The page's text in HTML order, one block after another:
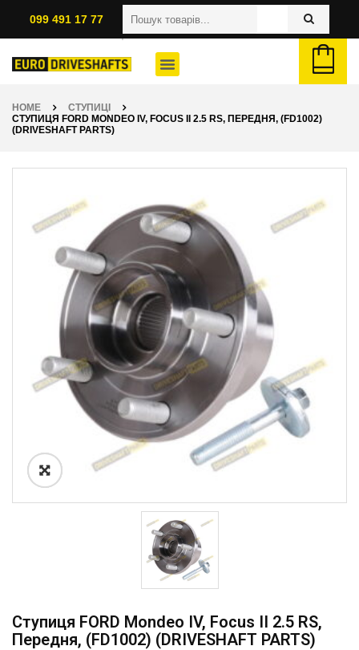
099 491 17 77
HOME
СТУПИЦІ
СТУПИЦЯ FORD MONDEO IV, FOCUS II 2.5 RS, ПЕРЕДНЯ, (FD1002)
(DRIVESHAFT PARTS)
Ступиця FORD Mondeo IV, Focus II 2.5 RS,
Передня, (FD1002) (DRIVESHAFT PARTS)